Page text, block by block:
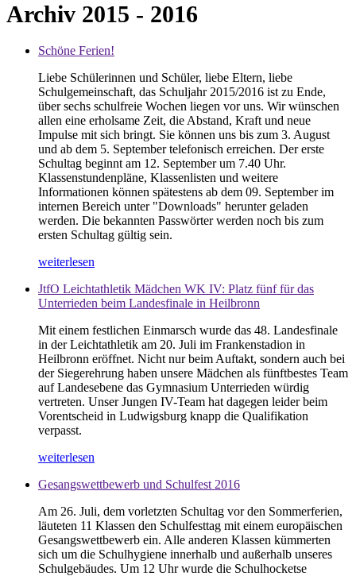
Archiv 2015 - 2016
Schöne Ferien!
Liebe Schülerinnen und Schüler, liebe Eltern, liebe
Schulgemeinschaft, das Schuljahr 2015/2016 ist zu Ende,
über sechs schulfreie Wochen liegen vor uns. Wir wünschen
allen eine erholsame Zeit, die Abstand, Kraft und neue
Impulse mit sich bringt. Sie können uns bis zum 3. August
und ab dem 5. September telefonisch erreichen. Der erste
Schultag beginnt am 12. September um 7.40 Uhr.
Klassenstundenpläne, Klassenlisten und weitere
Informationen können spätestens ab dem 09. September im
internen Bereich unter "Downloads" herunter geladen
werden. Die bekannten Passwörter werden noch bis zum
ersten Schultag gültig sein.
weiterlesen
JtfO Leichtathletik Mädchen WK IV: Platz fünf für das
Unterrieden beim Landesfinale in Heilbronn
Mit einem festlichen Einmarsch wurde das 48. Landesfinale
in der Leichtathletik am 20. Juli im Frankenstadion in
Heilbronn eröffnet. Nicht nur beim Auftakt, sondern auch bei
der Siegerehrung haben unsere Mädchen als fünftbestes Team
auf Landesebene das Gymnasium Unterrieden würdig
vertreten. Unser Jungen IV-Team hat dagegen leider beim
Vorentscheid in Ludwigsburg knapp die Qualifikation
verpasst.
weiterlesen
Gesangswettbewerb und Schulfest 2016
Am 26. Juli, dem vorletzten Schultag vor den Sommerferien,
läuteten 11 Klassen den Schulfesttag mit einem europäischen
Gesangswettbewerb ein. Alle anderen Klassen kümmerten
sich um die Schulhygiene innerhalb und außerhalb unseres
Schulgebäudes. Um 12 Uhr wurde die Schulhocketse